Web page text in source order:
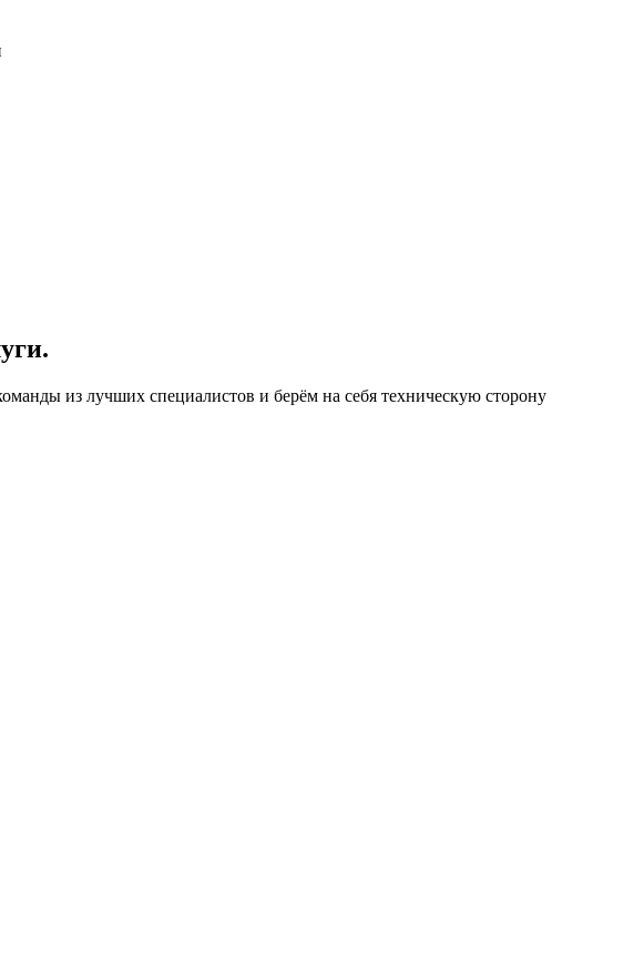
из лучших специалистов и берём на себя техническую сторону